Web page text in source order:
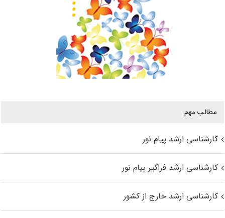
مطالب مهم
کارشناسی ارشد پیام نور
کارشناسی ارشد فراگیر پیام نور
کارشناسی ارشد خارج از کشور